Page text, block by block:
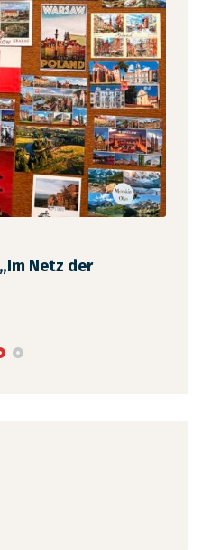
Netz der